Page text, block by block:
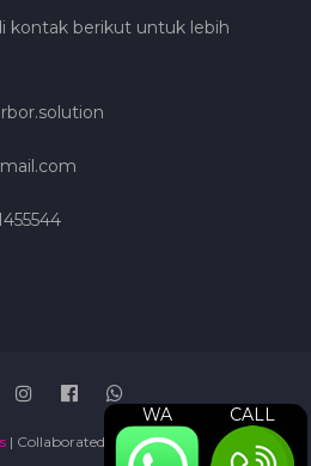
WA CALL
kontak berikut untuk lebih
| Collaborated By Jasa Press Release |